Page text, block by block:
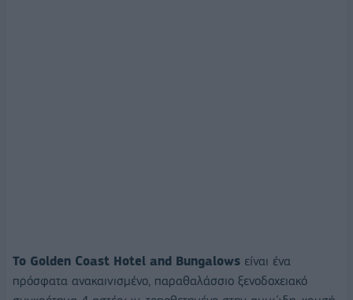
To Golden Coast Hotel and Bungalows είναι ένα
πρόσφατα ανακαινισμένο, παραθαλάσσιο ξενοδοχειακό